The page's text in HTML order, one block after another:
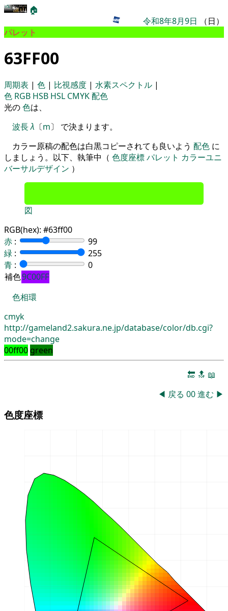
🏠
令和8年8月9日 （日）
パレット
63FF00
周期表 | 色 | 比視感度 | 水素スペクトル |
色 RGB HSB HSL CMYK配色
光の色は、
波長λ 〔m〕 で決まります。
カラー原稿の配色は白黒コピーされても良いよう 配色 に
しましょう。以下、執筆中（ 色度座標パレット カラーユニ
バーサルデザイン ）
図
RGB(hex): #63ff00
赤 :
99
緑 :
255
青 :
0
補色9C00FF
色相環
cmyk
http://gameland2.sakura.ne.jp/database/color/db.cgi?
mode=change
00ff00 green
🔚 🔝 📖
◀ 戻る 00進む ▶
色度座標